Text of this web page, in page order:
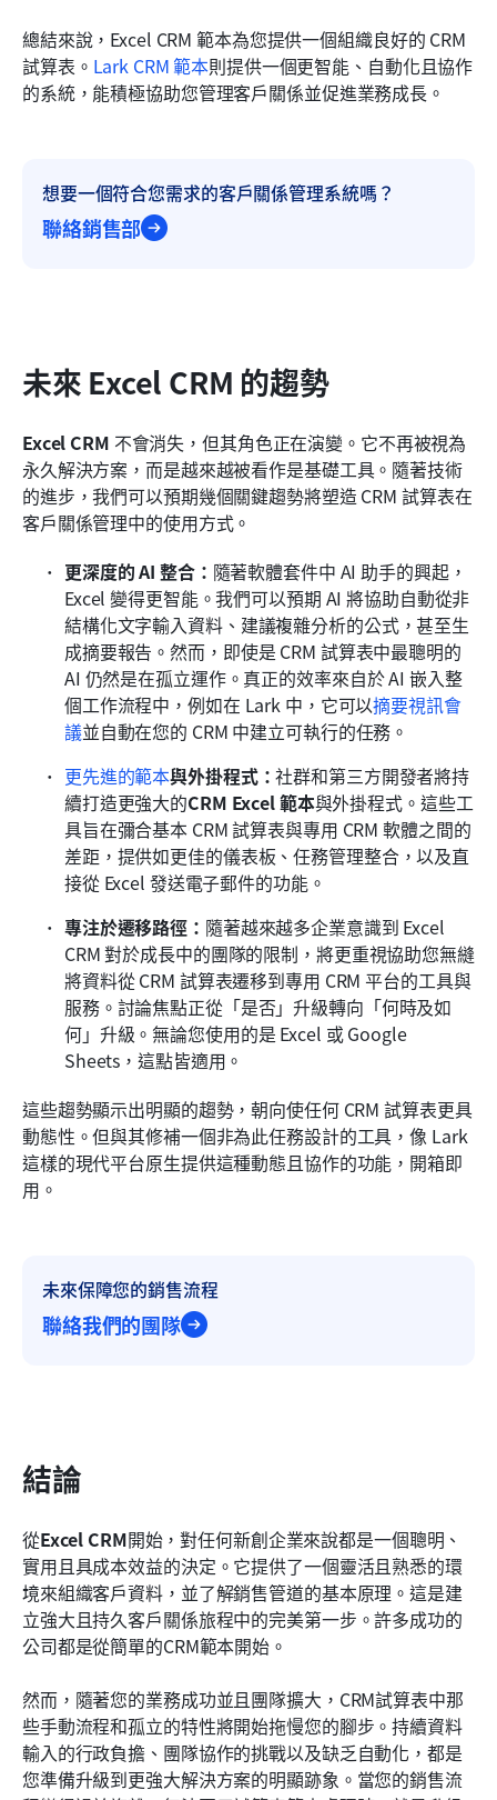
總結來說，Excel CRM 範本為您提供一個組織良好的 CRM
試算表。 Lark CRM 範本則提供一個更智能、自動化且協作
的系統，能積極協助您管理客戶關係並促進業務成長。
想要一個符合您需求的客戶關係管理系統嗎？
聯絡銷售部
未來 Excel CRM 的趨勢
Excel CRM 不會消失，但其角色正在演變。它不再被視為
永久解決方案，而是越來越被看作是基礎工具。隨著技術
的進步，我們可以預期幾個關鍵趨勢將塑造 CRM 試算表在
客戶關係管理中的使用方式。
更深度的 AI 整合： 隨著軟體套件中 AI 助手的興起，
Excel 變得更智能。我們可以預期 AI 將協助自動從非
結構化文字輸入資料、建議複雜分析的公式，甚至生
成摘要報告。然而，即使是 CRM 試算表中最聰明的
AI 仍然是在孤立運作。真正的效率來自於 AI 嵌入整
個工作流程中，例如在 Lark 中，它可以摘要視訊會
議並自動在您的 CRM 中建立可執行的任務。
更先進的範本與外掛程式：社群和第三方開發者將持
續打造更強大的CRM Excel 範本與外掛程式。這些工
具旨在彌合基本 CRM 試算表與專用 CRM 軟體之間的
差距，提供如更佳的儀表板、任務管理整合，以及直
接從 Excel 發送電子郵件的功能。
專注於遷移路徑： 隨著越來越多企業意識到 Excel
CRM 對於成長中的團隊的限制，將更重視協助您無縫
將資料從 CRM 試算表遷移到專用 CRM 平台的工具與
服務。討論焦點正從「是否」升級轉向「何時及如
何」升級。無論您使用的是 Excel 或 Google
Sheets，這點皆適用。
這些趨勢顯示出明顯的趨勢，朝向使任何 CRM 試算表更具
動態性。但與其修補一個非為此任務設計的工具，像 Lark
這樣的現代平台原生提供這種動態且協作的功能，開箱即
用。
未來保障您的銷售流程
聯絡我們的團隊
結論
從Excel CRM開始，對任何新創企業來說都是一個聰明、
實用且具成本效益的決定。它提供了一個靈活且熟悉的環
境來組織客戶資料，並了解銷售管道的基本原理。這是建
立強大且持久客戶關係旅程中的完美第一步。許多成功的
公司都是從簡單的CRM範本開始。
然而，隨著您的業務成功並且團隊擴大，CRM試算表中那
些手動流程和孤立的特性將開始拖慢您的腳步。持續資料
輸入的行政負擔、團隊協作的挑戰以及缺乏自動化，都是
您準備升級到更強大解決方案的明顯跡象。當您的銷售流